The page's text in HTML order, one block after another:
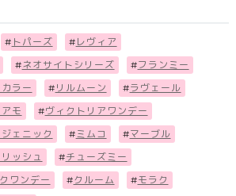
# トパーズ # レヴィア
#ネオサイトシリーズ #フランミー
ラー # リルムーン #ラヴェール
モ #ヴィクトリアワンデー
ェニック #ミムコ #マーブル
リッシュ #チューズミー
ワンデー #クルーム #モラク